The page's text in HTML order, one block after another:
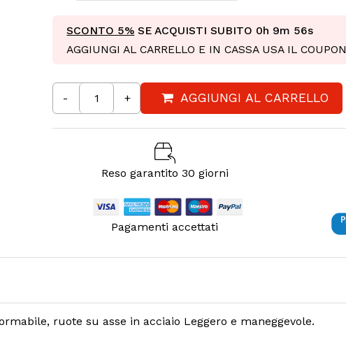
SCONTO 5% SE ACQUISTI SUBITO 0h 9m 55s
AGGIUNGI AL CARRELLO E IN CASSA USA IL COUPON
- + AGGIUNGI AL CARRELLO
Reso garantito 30 giorni
Pagamenti accettati
ruote su asse in acciaio Leggero e maneggevole.